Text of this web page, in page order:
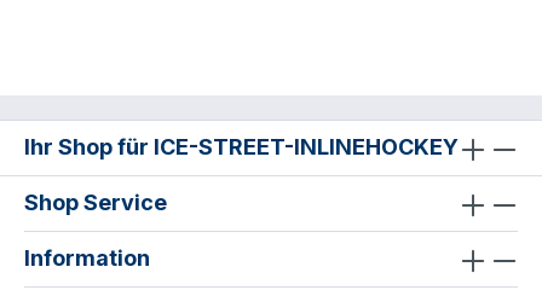
Ihr Shop für ICE-STREET-INLINEHOCKEY
Shop Service
Information